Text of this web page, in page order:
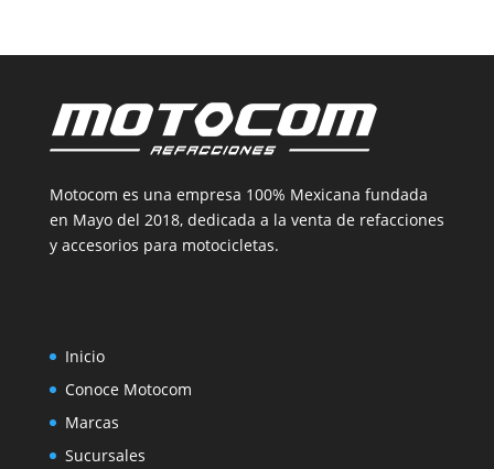
Motocom es una empresa 100% Mexicana fundada
en Mayo del 2018, dedicada a la venta de refacciones
y accesorios para motocicletas.
Inicio
Conoce Motocom
Marcas
Sucursales